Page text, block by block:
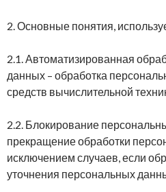
2. Основные понятия,
2.1. Автоматизированная
данных – обработка
средств вычислительной
2.2. Блокирование
прекращение обработки
исключением случаев, если
уточнения персональных